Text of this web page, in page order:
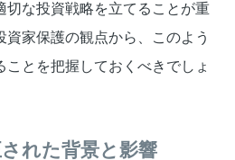
切な投資戦略を立てることが重
家保護の観点から、このよう
ことを把握しておくべきでしょ
れた背景と影響